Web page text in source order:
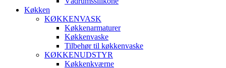
Køkken
KØKKENVASK
Køkkenarmaturer
Køkkenvaske
Tilbehør til køkkenvaske
KØKKENUDSTYR
Køkkenkværne